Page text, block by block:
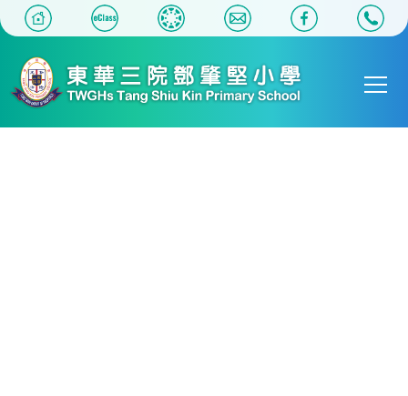
移至主內容
Main